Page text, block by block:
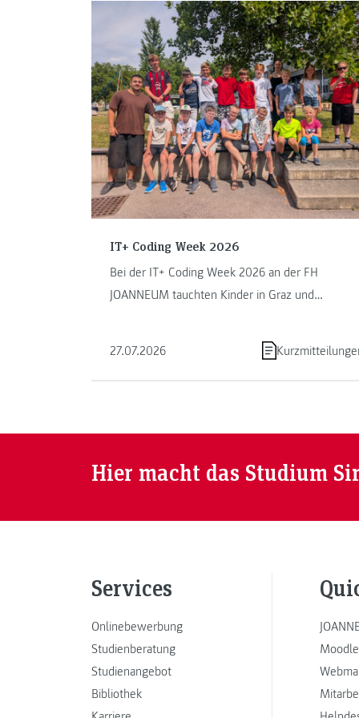
IT+ Coding Week 2026
Bei der IT+ Coding Week 2026 an der FH
JOANNEUM tauchten Kinder in Graz und
27.07.2026
Hier macht das Studium
Services
Onlinebewerbung
Studienberatung
Studienangebot
Bibliothek